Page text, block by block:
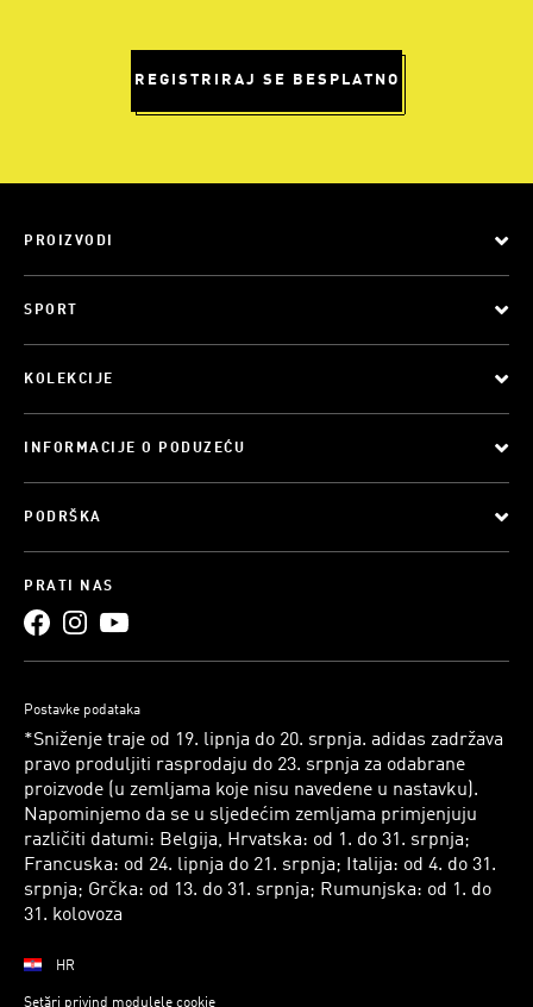
REGISTRIRAJ SE BESPLATNO
PROIZVODI
SPORT
KOLEKCIJE
INFORMACIJE O PODUZEĆU
PODRŠKA
PRATI NAS
Postavke podataka
*Sniženje traje od 19. lipnja do 20. srpnja. adidas zadržava
pravo produljiti rasprodaju do 23. srpnja za odabrane
proizvode (u zemljama koje nisu navedene u nastavku).
Napominjemo da se u sljedećim zemljama primjenjuju
različiti datumi: Belgija, Hrvatska: od 1. do 31. srpnja;
Francuska: od 24. lipnja do 21. srpnja; Italija: od 4. do 31.
srpnja; Grčka: od 13. do 31. srpnja; Rumunjska: od 1. do
31. kolovoza
HR
Setări privind modulele cookie